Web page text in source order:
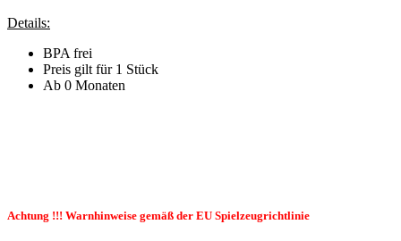
Details:
BPA frei
Preis gilt für 1 Stück
Ab 0 Monaten
Achtung !!! Warnhinweise gemäß der EU Spielzeugrichtlinie